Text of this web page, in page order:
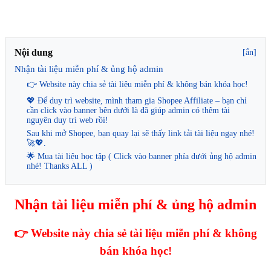
Nội dung [ẩn]
Nhận tài liệu miễn phí & ủng hộ admin
👉 Website này chia sẻ tài liệu miễn phí & không bán khóa học!
💖 Để duy trì website, mình tham gia Shopee Affiliate – bạn chỉ
cần click vào banner bên dưới là đã giúp admin có thêm tài
nguyên duy trì web rồi!
Sau khi mở Shopee, bạn quay lại sẽ thấy link tải tài liệu ngay nhé!
🚀💖.
🌟 Mua tài liệu học tập ( Click vào banner phía dưới ủng hộ admin
nhé! Thanks ALL )
Nhận tài liệu miễn phí & ủng hộ admin
👉 Website này chia sẻ tài liệu miễn phí & không
bán khóa học!